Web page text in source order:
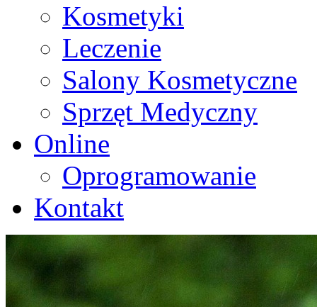
Kosmetyki
Leczenie
Salony Kosmetyczne
Sprzęt Medyczny
Online
Oprogramowanie
Kontakt